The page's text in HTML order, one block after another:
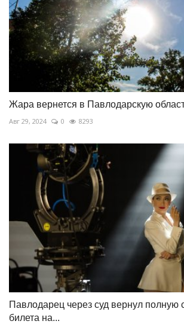
Жара вернется в Павлодарскую
Авг 29, 2024 0 8293
Павлодарец через суд вернул полную
билета на...